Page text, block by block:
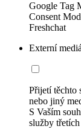
Google Tag
Consent
Freshchat
Externí
Přijetí těchto
nebo jiný
S Vaším
služby třetích